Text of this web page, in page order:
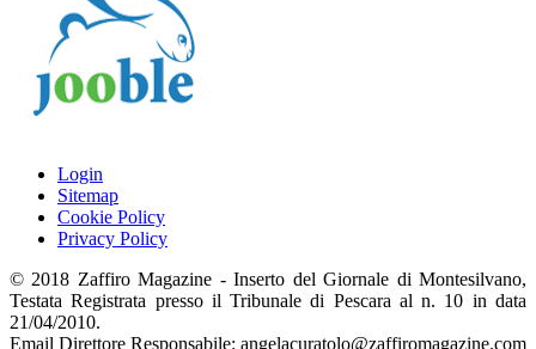
Login
Sitemap
Cookie Policy
Privacy Policy
© 2018 Zaffiro Magazine - Inserto del Giornale di Montesilvano,
Testata Registrata presso il Tribunale di Pescara al n. 10 in data
21/04/2010.
Email Direttore Responsabile: angelacuratolo@zaffiromagazine.com